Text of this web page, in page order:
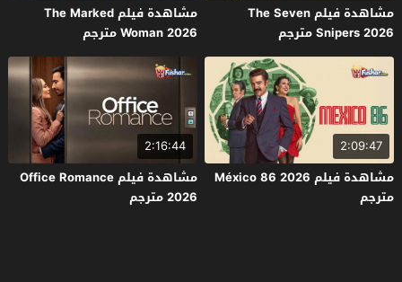
مشاهدة فيلم The Seven
Snipers 2026 مترجم
مشاهدة فيلم The Marked
Woman 2026 مترجم
2:09:47
مشاهدة فيلم México 86 2026
مترجم
2:16:44
مشاهدة فيلم Office Romance
2026 مترجم